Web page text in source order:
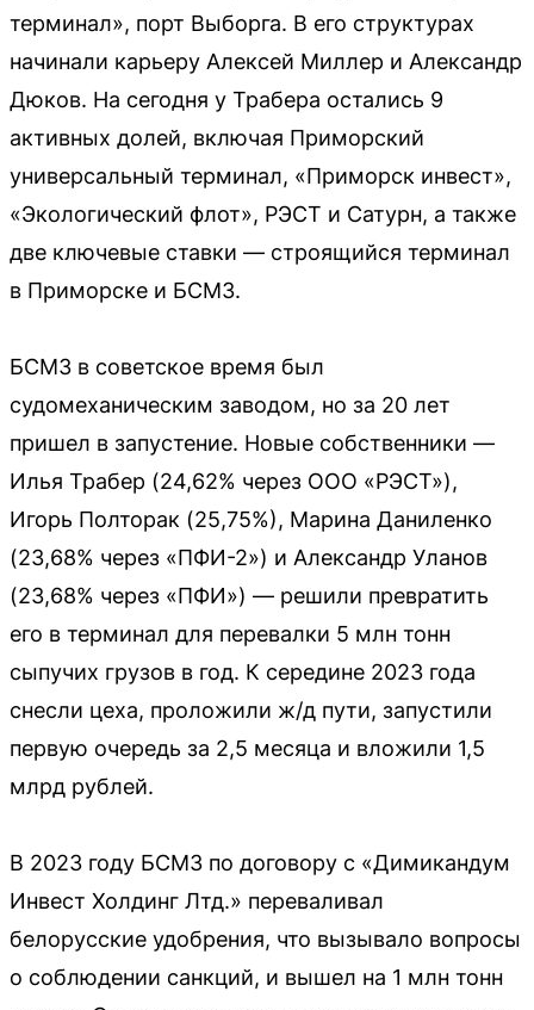
терминал», порт Выборга. В его структурах
начинали карьеру Алексей Миллер и Александр
Дюков. На сегодня у Трабера остались 9
активных долей, включая Приморский
универсальный терминал, «Приморск инвест»,
«Экологический флот», РЭСТ и Сатурн, а также
две ключевые ставки — строящийся терминал
в Приморске и БСМЗ.
БСМЗ в советское время был
судомеханическим заводом, но за 20 лет
пришел в запустение. Новые собственники —
Илья Трабер (24,62% через ООО «РЭСТ»),
Игорь Полторак (25,75%), Марина Даниленко
(23,68% через «ПФИ-2») и Александр Уланов
(23,68% через «ПФИ») — решили превратить
его в терминал для перевалки 5 млн тонн
сыпучих грузов в год. К середине 2023 года
снесли цеха, проложили ж/д пути, запустили
первую очередь за 2,5 месяца и вложили 1,5
млрд рублей.
В 2023 году БСМЗ по договору с «Димикандум
Инвест Холдинг Лтд.» переваливал
белорусские удобрения, что вызывало вопросы
о соблюдении санкций, и вышел на 1 млн тонн